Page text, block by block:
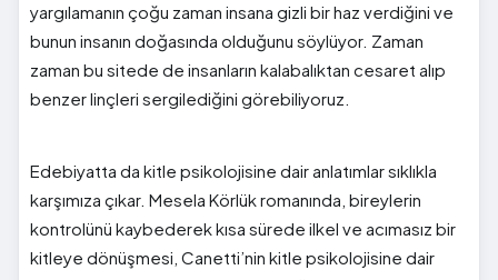
yargılamanın çoğu zaman insana gizli bir haz verdiğini ve
bunun insanın doğasında olduğunu söylüyor. Zaman
zaman bu sitede de insanların kalabalıktan cesaret alıp
benzer linçleri sergilediğini görebiliyoruz.
Edebiyatta da kitle psikolojisine dair anlatımlar sıklıkla
karşımıza çıkar. Mesela Körlük romanında, bireylerin
kontrolünü kaybederek kısa sürede ilkel ve acımasız bir
kitleye dönüşmesi, Canetti’nin kitle psikolojisine dair